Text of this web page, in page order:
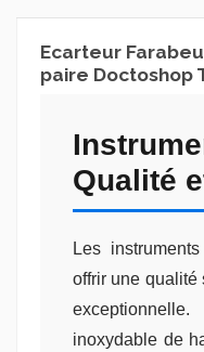
Ecarteur
paire Doctoshop
Qualité
Les
offrir une qualité
inoxydable de